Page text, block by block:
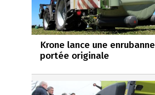
Krone lance une
portée originale